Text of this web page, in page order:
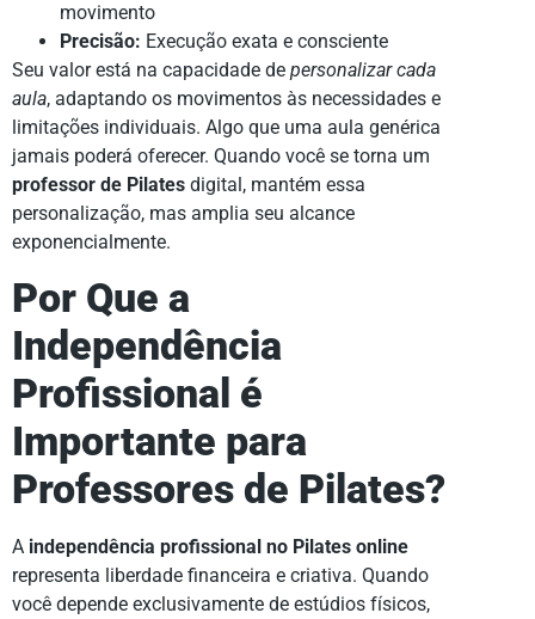
movimento
Precisão: Execução exata e consciente
Seu valor está na capacidade de personalizar cada
aula, adaptando os movimentos às necessidades e
limitações individuais. Algo que uma aula genérica
jamais poderá oferecer. Quando você se torna um
professor de Pilates digital, mantém essa
personalização, mas amplia seu alcance
exponencialmente.
Por Que a
Independência
Profissional é
Importante para
Professores de Pilates?
A independência profissional no Pilates online
representa liberdade financeira e criativa. Quando
você depende exclusivamente de estúdios físicos,